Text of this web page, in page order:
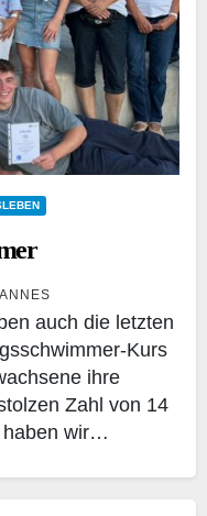
auch die letzten
Kurs
ihre
Zahl von 14
haben wir…